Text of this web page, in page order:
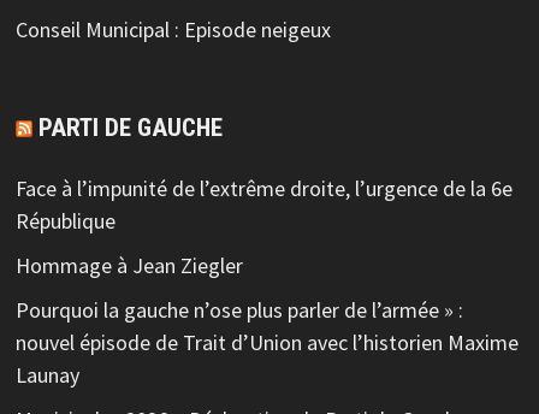
Conseil Municipal : Episode neigeux
PARTI DE GAUCHE
Face à l’impunité de l’extrême droite, l’urgence de la 6e
République
Hommage à Jean Ziegler
Pourquoi la gauche n’ose plus parler de l’armée » :
nouvel épisode de Trait d’Union avec l’historien Maxime
Launay